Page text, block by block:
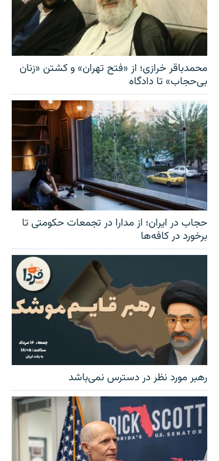
محمدباقر خرازی؛ از «فتح تهران» و کشتن «زنان
بی‌حجاب» تا دادگاه
حجاب در ایران؛ از مدارا در تجمعات حکومتی تا
برخورد در کافه‌ها
رهبر مورد نظر در دسترس نمی‌باشد